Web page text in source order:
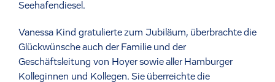
Seehafendiesel.
Vanessa Kind gratulierte zum Jubiläum, überbrachte die
Glückwünsche auch der Familie und der
Geschäftsleitung von Hoyer sowie aller Hamburger
Kolleginnen und Kollegen. Sie überreichte die